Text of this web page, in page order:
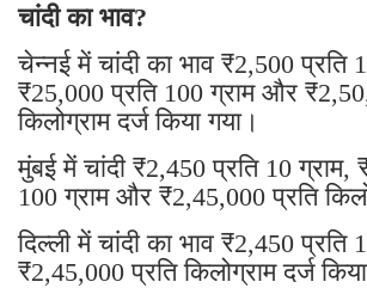
चांदी का भाव?
चेन्नई में चांदी का भाव ₹2,500 प्रति
₹25,000 प्रति 100 ग्राम और
किलोग्राम दर्ज किया गया।
मुंबई में चांदी ₹2,450 प्रति 10 ग्राम,
100 ग्राम और ₹2,45,000 प्रति
दिल्ली में चांदी का भाव ₹2,450 प्रति
₹2,45,000 प्रति किलोग्राम दर्ज